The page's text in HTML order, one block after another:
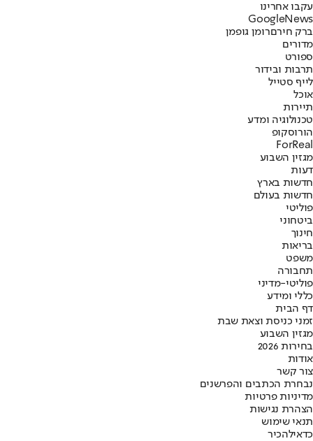
עקבו אחרינו
Googl eNews
ברק חירםרומן גופמן
מדורים
ספורט
תרבות ובידור
לייף סטייל
אוכל
תיירות
טכנולוגיה ומדע
הורוסקופ
ForReal
מגזין השבוע
דעות
חדשות בארץ
חדשות בעולם
פוליטי
ביטחוני
חינוך
בריאות
משפט
תחבורה
פוליטי-מדיני
כללי ומידע
דף הבית
זמני כניסת וצאת שבת
מגזין השבוע
בחירות 2026
אודות
צור קשר
נבחרת הכתבים והפרשנים
מדיניות פרטיות
הצהרת נגישות
תנאי שימוש
כדאילהכיר